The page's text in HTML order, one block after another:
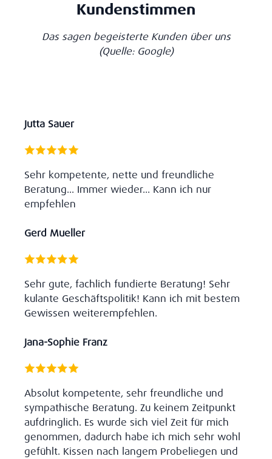
Kundenstimmen
Das sagen begeisterte Kunden über uns
(Quelle: Google)
Jutta Sauer
Sehr kompetente, nette und freundliche
Beratung... Immer wieder... Kann ich nur
empfehlen
Gerd Mueller
Sehr gute, fachlich fundierte Beratung! Sehr
kulante Geschäftspolitik! Kann ich mit bestem
Gewissen weiterempfehlen.
Jana-Sophie Franz
Absolut kompetente, sehr freundliche und
sympathische Beratung. Zu keinem Zeitpunkt
aufdringlich. Es wurde sich viel Zeit für mich
genommen, dadurch habe ich mich sehr wohl
gefühlt. Kissen nach langem Probeliegen und